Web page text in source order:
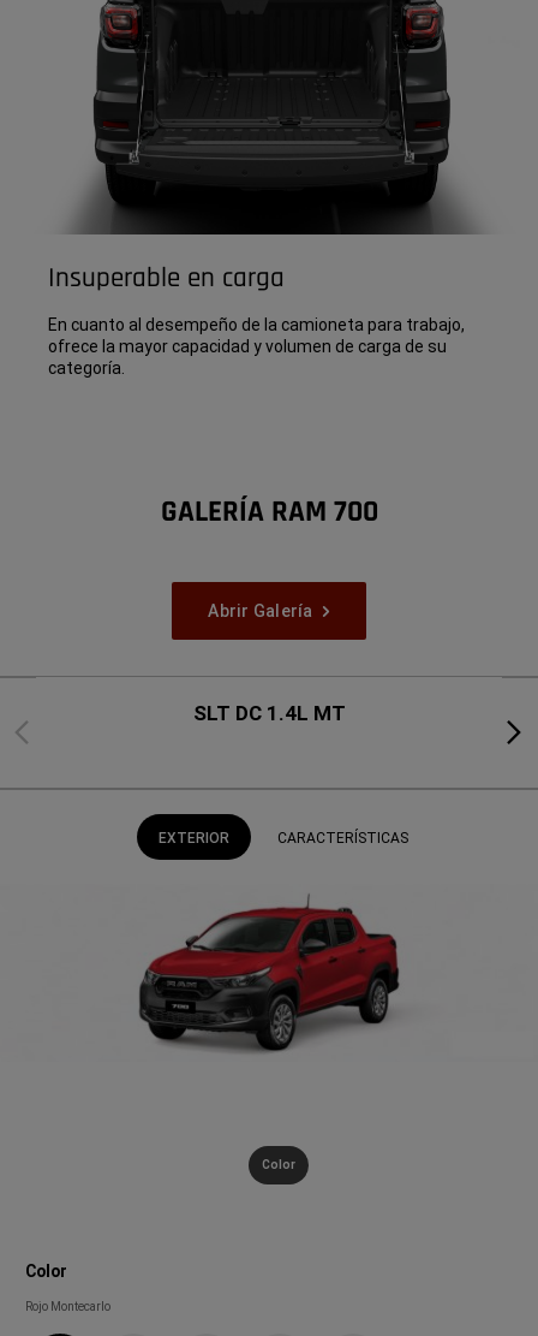
Insuperable en carga
En cuanto al desempeño de la camioneta para trabajo,
ofrece la mayor capacidad y volumen de carga de su
categoría.
GALERÍA RAM 700
Abrir Galería
Previous
SLT DC 1.4L MT
Next
EXTERIOR CARACTERÍSTICAS
Color
Color
Rojo Montecarlo
Color